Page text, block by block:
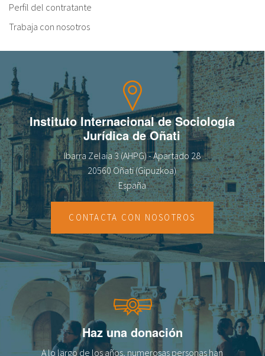
Perfil del contratante
Trabaja con nosotros
Instituto Internacional de Sociología
Jurídica de Oñati
Ibarra Zelaia 3 (AHPG) - Apartado 28
20560 Oñati (Gipuzkoa)
España
CONTACTA CON NOSOTROS
Haz una donación
A lo largo de los años, numerosas personas han